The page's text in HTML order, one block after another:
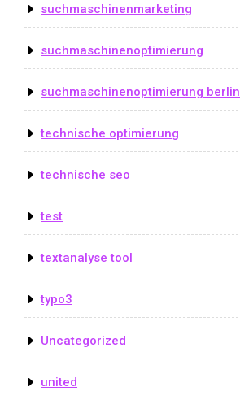
suchmaschinenmarketing
suchmaschinenoptimierung
suchmaschinenoptimierung berlin
technische optimierung
technische seo
test
textanalyse tool
typo3
Uncategorized
united